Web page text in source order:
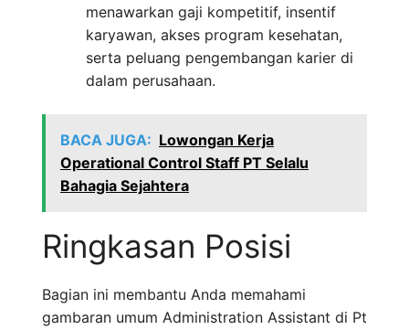
menawarkan gaji kompetitif, insentif
karyawan, akses program kesehatan,
serta peluang pengembangan karier di
dalam perusahaan.
BACA JUGA: Lowongan Kerja
Operational Control Staff PT Selalu
Bahagia Sejahtera
Ringkasan Posisi
Bagian ini membantu Anda memahami
gambaran umum Administration Assistant di Pt